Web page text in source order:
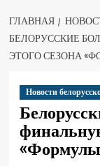
ГЛАВНАЯ
БЕЛОРУССКИЕ
ЭТОГО СЕЗОНА
Новости